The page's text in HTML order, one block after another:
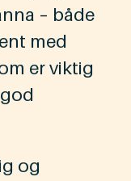
– både
med
er viktig
og